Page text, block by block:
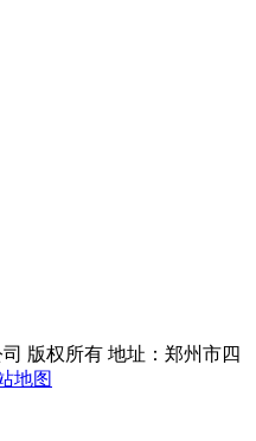
版权所有 地址：郑州市四
地图